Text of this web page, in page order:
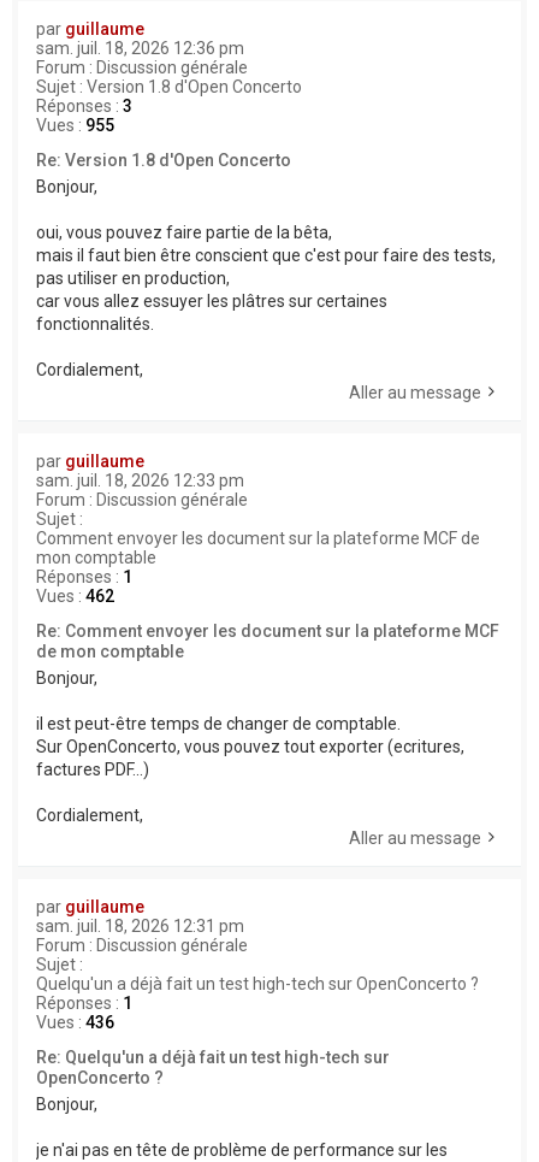
par guillaume
sam. juil. 18, 2026 12:36 pm
Forum : Discussion générale
Sujet : Version 1.8 d'Open Concerto
Réponses : 3
Vues : 955
Re: Version 1.8 d'Open Concerto
Bonjour,
oui, vous pouvez faire partie de la bêta,
mais il faut bien être conscient que c'est pour faire des tests,
pas utiliser en production,
car vous allez essuyer les plâtres sur certaines
fonctionnalités.
Cordialement,
Aller au message
par guillaume
sam. juil. 18, 2026 12:33 pm
Forum : Discussion générale
Sujet :
Comment envoyer les document sur la plateforme MCF de
mon comptable
Réponses : 1
Vues : 462
Re: Comment envoyer les document sur la plateforme MCF
de mon comptable
Bonjour,
il est peut-être temps de changer de comptable.
Sur OpenConcerto, vous pouvez tout exporter (ecritures,
factures PDF...)
Cordialement,
Aller au message
par guillaume
sam. juil. 18, 2026 12:31 pm
Forum : Discussion générale
Sujet :
Quelqu'un a déjà fait un test high-tech sur OpenConcerto ?
Réponses : 1
Vues : 436
Re: Quelqu'un a déjà fait un test high-tech sur
OpenConcerto ?
Bonjour,
je n'ai pas en tête de problème de performance sur les